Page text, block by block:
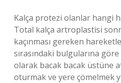
Kalça protezi olanlar hangi
Total kalça artroplastisi
kaçınması gereken
sırasındaki bulgularına
olarak bacak bacak üstüne
oturmak ve yere çömelmek